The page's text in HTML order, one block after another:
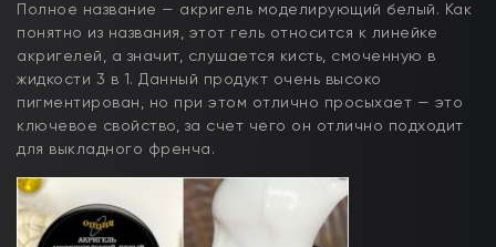
Полное название — акригель моделирующий белый. Как
понятно из названия, этот гель относится к линейке
акригелей, а значит, слушается кисть, смоченную в
жидкости 3 в 1. Данный продукт очень высоко
пигментирован, но при этом отлично просыхает — это
ключевое свойство, за счет чего он отлично подходит
для выкладного френча.